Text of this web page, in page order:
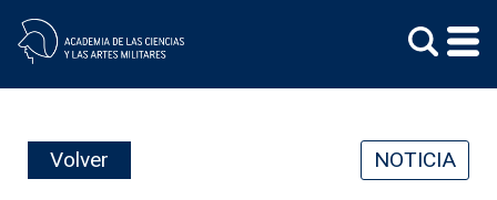
content
Volver NOTICIA